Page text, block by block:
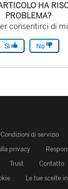
HA
PROBLEMA?
consentirci di
Sì No
Condizioni di servizio
privacy
Trust Contatto
Le tue scelte